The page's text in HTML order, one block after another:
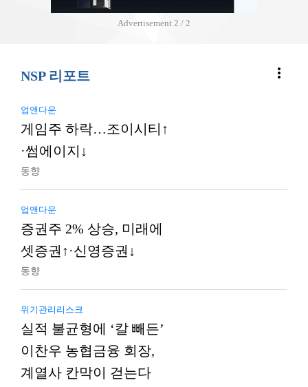
Advertisement 2 / 2
NSP 리포트 more_vert
업앤다운
게임주 하락…조이시티↑
·썸에이지↓
동향
업앤다운
증권주 2% 상승, 미래에
셋증권↑·신영증권↓
동향
위기관리리스크
실적 불균형에 ‘칼 빼든’
이찬우 농협금융 회장,
계열사 칸막이 걷는다